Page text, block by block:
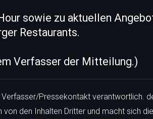
sowie zu aktuellen
Restaurants.
Verfasser der Mitteilung.)
Pressekontakt verantwortlich.
den Inhalten Dritter und macht sich